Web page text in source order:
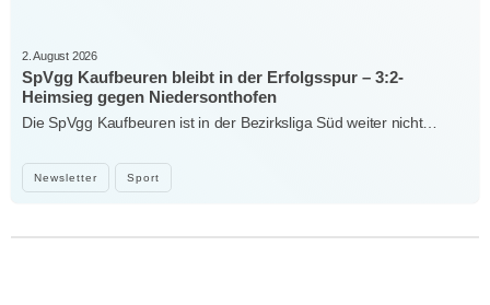
Newsletter Sport
2. August 2026
SpVgg Kaufbeuren bleibt in der Erfolgsspur – 3:2-
Heimsieg gegen Niedersonthofen
Die SpVgg Kaufbeuren ist in der Bezirksliga Süd weiter nicht…